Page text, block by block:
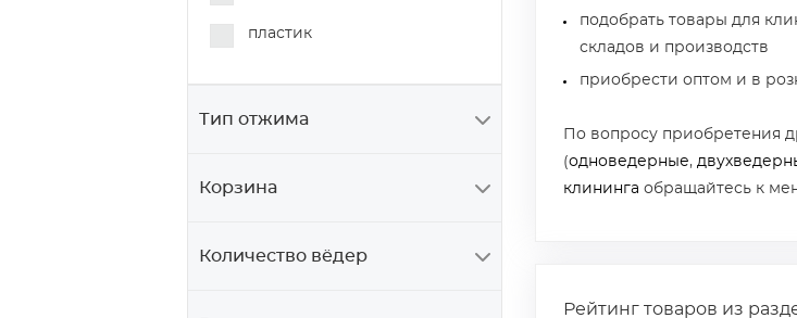
пластик
Тип отжима
Корзина
Количество вёдер
подобрать товары для
складов и производств
приобрести оптом и в
По вопросу приобретения
(одноведерные,
клининга обращайтесь к
Рейтинг товаров из